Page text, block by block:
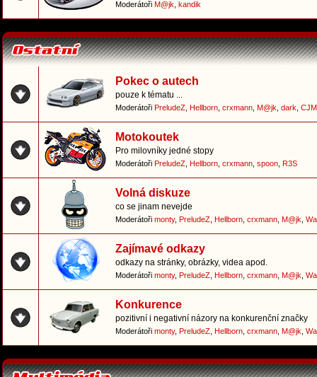
Moderátoři M@jk kandik
Pokec o autech
pouze k tématu ...
Moderátoři PreludeZ Hellborn crxmann M@jk dark
Motokoutek
Pro milovníky jedné stopy
Moderátoři PreludeZ Hellborn crxmann spoon R3S
Volná diskuze
co se jinam nevejde
Moderátoři monty, PreludeZ Hellborn crxmann M@jk
Zajímavé odkazy
odkazy na stránky, obrázky, videa apod.
Moderátoři monty, PreludeZ Hellborn crxmann M@jk
Konkurence
pozitivní i negativní názory na konkurenční značky
Moderátoři monty, PreludeZ Hellborn crxmann M@jk